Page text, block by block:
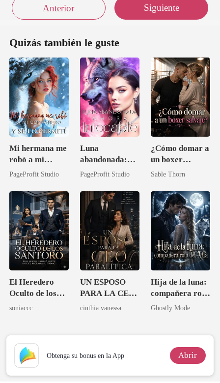
Anterior Siguiente
Quizás también le guste
Mi hermana me
robó a mi
compañero y se
PageProfit Studio
Luna
abandonada:
Ahora intocable
PageProfit Studio
¿Cómo domar a
un boxer
salvaje?
Sable Thorn
El Heredero
Oculto de los
Santoro
soniaccc
UN ESPOSO
PARA LA CEO
PARALITICA
cinthia vanessa
Hija de la luna:
compañera rota
del Alfa
Ghostly Mode
Obtenga su bonus en la App Abrir